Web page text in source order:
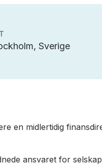
Sverige
en midlertidig
ansvaret for